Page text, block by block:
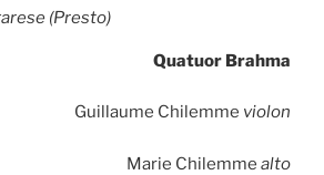
(Presto)
Quatuor Brahma
Guillaume Chilemme violon
Marie Chilemme alto